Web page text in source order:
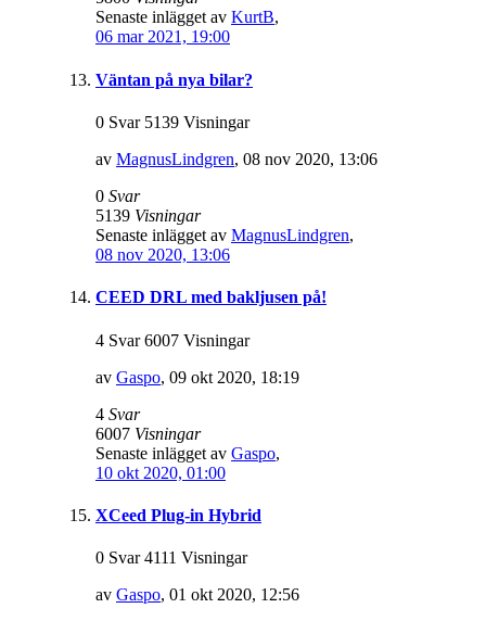
Senaste inlägget av KurtB,
06 mar 2021, 19:00
Väntan på nya bilar?
0 Svar 5139 Visningar
av MagnusLindgren, 08 nov 2020, 13:06
0 Svar
5139 Visningar
Senaste inlägget av MagnusLindgren,
08 nov 2020, 13:06
CEED DRL med bakljusen på!
4 Svar 6007 Visningar
av Gaspo, 09 okt 2020, 18:19
4 Svar
6007 Visningar
Senaste inlägget av Gaspo,
10 okt 2020, 01:00
XCeed Plug-in Hybrid
0 Svar 4111 Visningar
av Gaspo, 01 okt 2020, 12:56